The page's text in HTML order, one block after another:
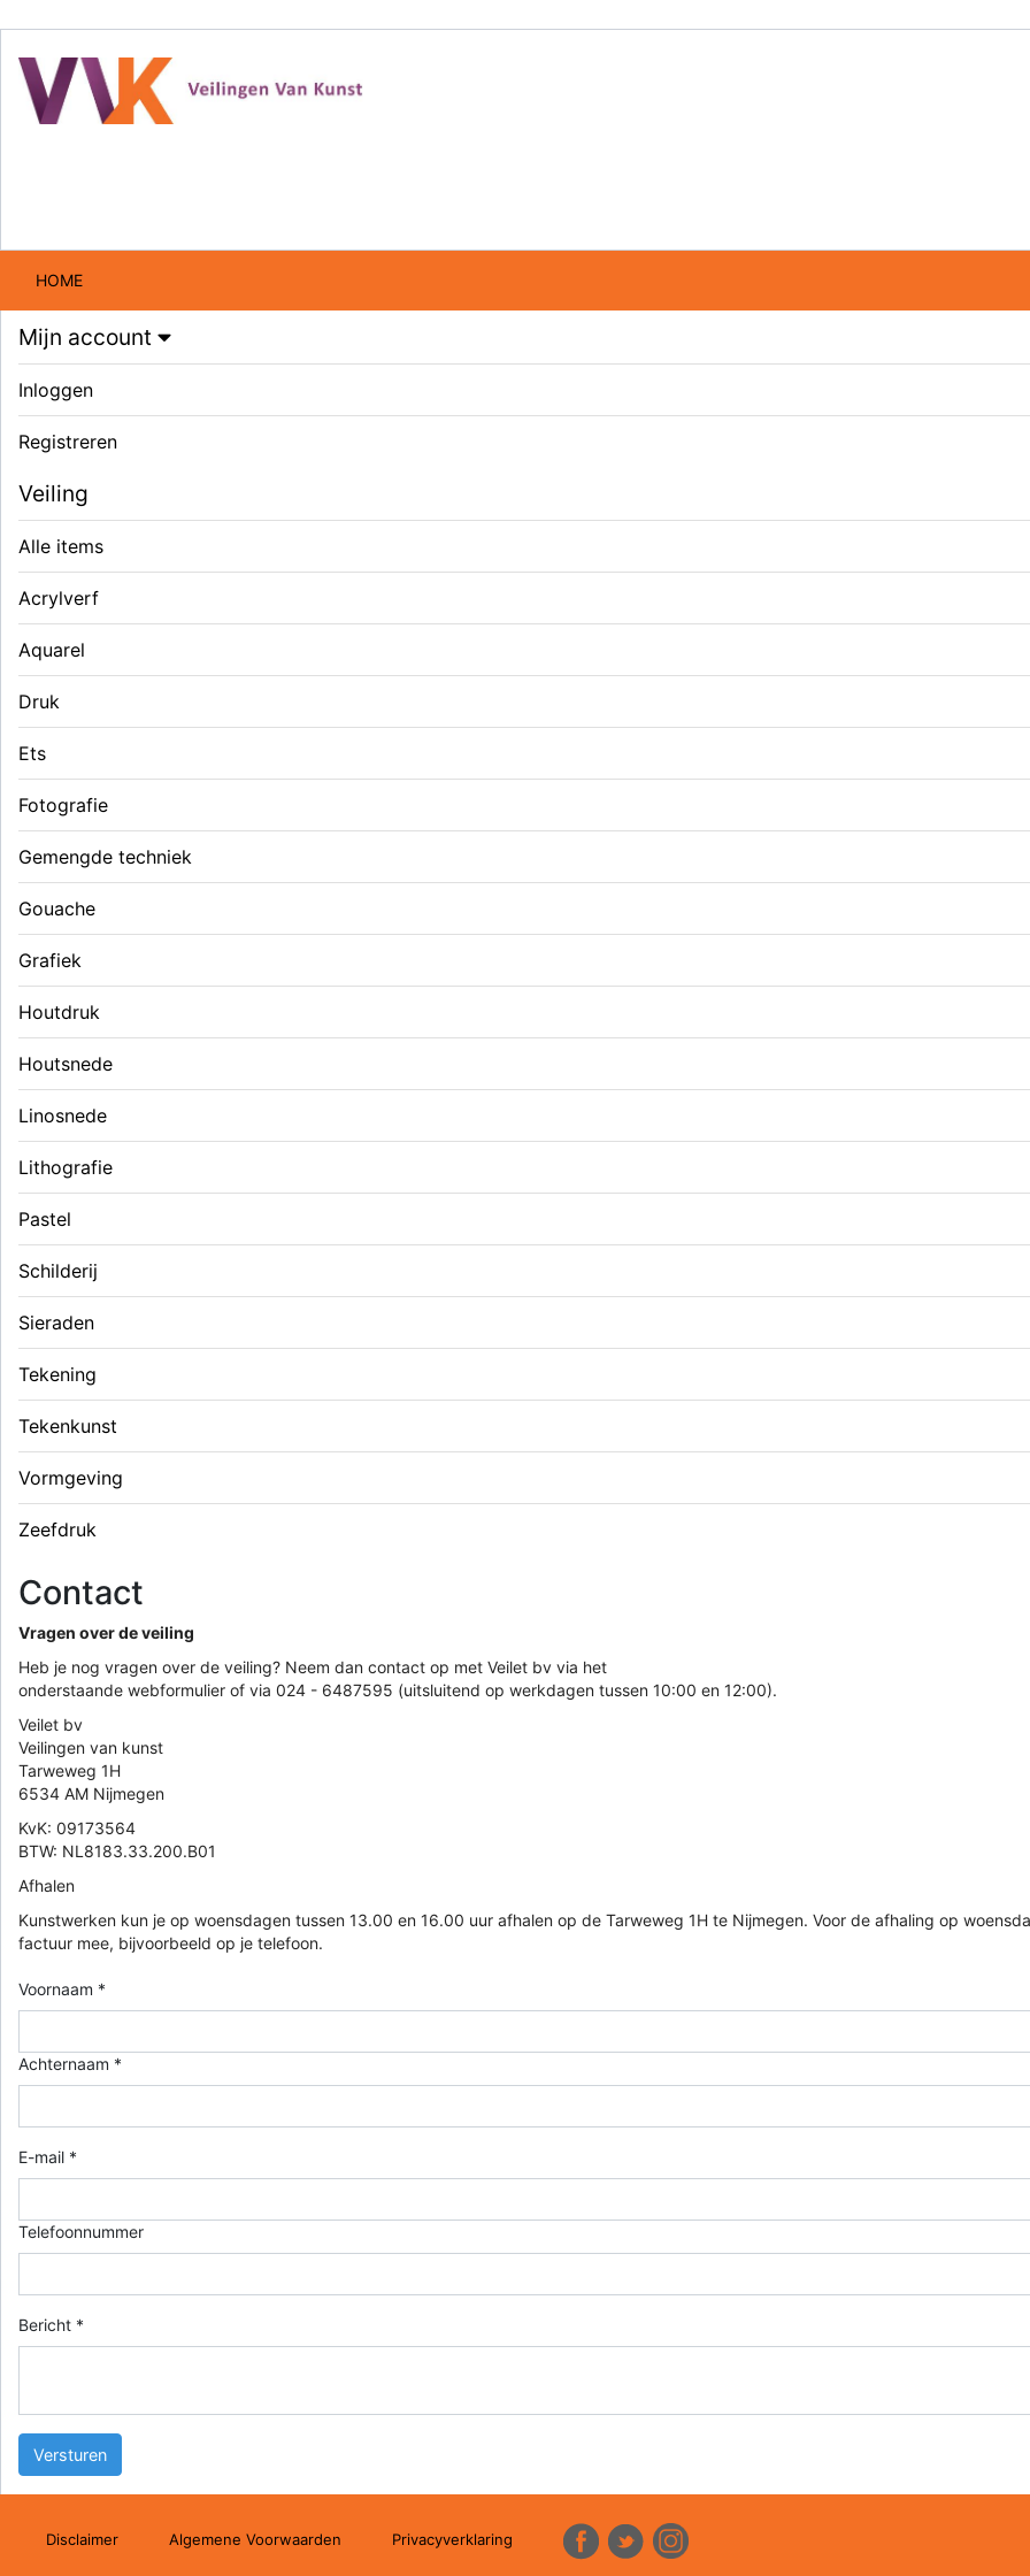
HOME
Mijn account
Inloggen
Registreren
Veiling
Alle items
Acrylverf
Aquarel
Druk
Ets
Fotografie
Gemengde techniek
Gouache
Grafiek
Houtdruk
Houtsnede
Linosnede
Lithografie
Pastel
Schilderij
Sieraden
Tekening
Tekenkunst
Vormgeving
Zeefdruk
Contact
Vragen over de veiling
Heb je nog vragen over de veiling? Neem dan contact op met Veilet bv via het
onderstaande webformulier of via 024 - 6487595 (uitsluitend op werkdagen tussen 10:00 en 12:00).
Veilet bv
Veilingen van kunst
Tarweweg 1H
6534 AM Nijmegen
KvK: 09173564
BTW: NL8183.33.200.B01
Afhalen
Kunstwerken kun je op woensdagen tussen 13.00 en 16.00 uur afhalen op de Tarweweg 1H te Nijmegen. Voor de afhaling op
factuur mee, bijvoorbeeld op je telefoon.
Voornaam *
Achternaam *
E-mail *
Telefoonnummer
Bericht *
Disclaimer Algemene Voorwaarden Privacyverklaring